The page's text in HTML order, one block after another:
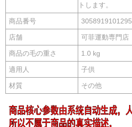
トします。
商品番号 3058919101295
店舗 可菲運動専門店
商品の毛の重さ 1.0 kg
適用人 子供
材質 その他